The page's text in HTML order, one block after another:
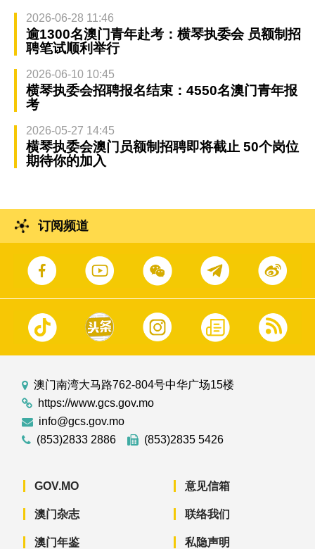
2026-06-28 11:46
逾1300名澳门青年赴考：横琴执委会 员额制招
聘笔试顺利举行
2026-06-10 10:45
横琴执委会招聘报名结束：4550名澳门青年报
考
2026-05-27 14:45
横琴执委会澳门员额制招聘即将截止 50个岗位
期待你的加入
订阅频道
澳门南湾大马路762-804号中华广场15楼
https://www.gcs.gov.mo
info@gcs.gov.mo
(853)2833 2886
(853)2835 5426
GOV.MO
澳门杂志
澳门年鉴
意见信箱
联络我们
私隐声明